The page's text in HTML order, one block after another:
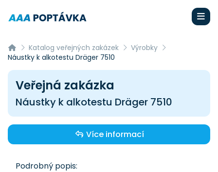
Katalog veřejných zakázek
Výrobky
Náustky k alkotestu Dräger 7510
Veřejná zakázka
Náustky k alkotestu Dräger 7510
Více informací
Podrobný popis: